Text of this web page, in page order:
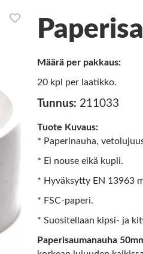
Määrä per pakkaus:
20 kpl per laatikko.
Tunnus: 211033
Tuote Kuvaus:
* Paperinauha,
* Ei nouse eikä kupli.
* Hyväksytty EN 13963
* FSC-paperi.
* Suositellaan kipsi- ja
Paperisaumanauha